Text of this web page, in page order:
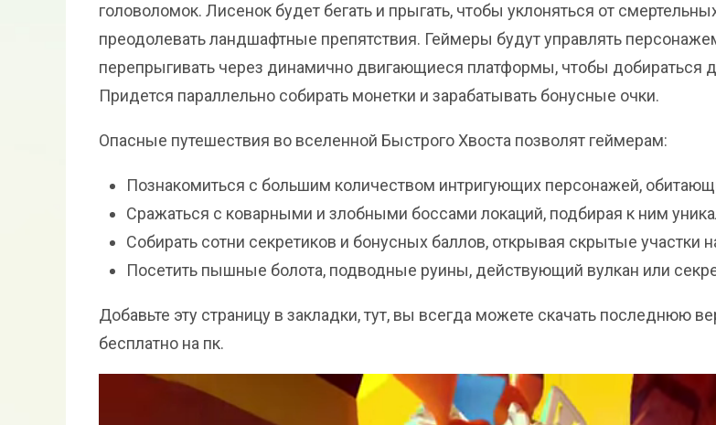
головоломок. Лисенок будет бегать и прыгать, чтобы уклоняться от
преодолевать ландшафтные препятствия. Геймеры будут управлять
перепрыгивать через динамично двигающиеся платформы, чтобы добираться
Придется параллельно собирать монетки и зарабатывать бонусные очки.
Опасные путешествия во вселенной Быстрого Хвоста позволят геймерам:
Познакомиться с большим количеством интригующих персонажей,
Сражаться с коварными и злобными боссами локаций, подбирая к ним
Собирать сотни секретиков и бонусных баллов, открывая скрытые участки
Посетить пышные болота, подводные руины, действующий вулкан или
Добавьте эту страницу в закладки, тут, вы всегда можете скачать последнюю
бесплатно на пк.